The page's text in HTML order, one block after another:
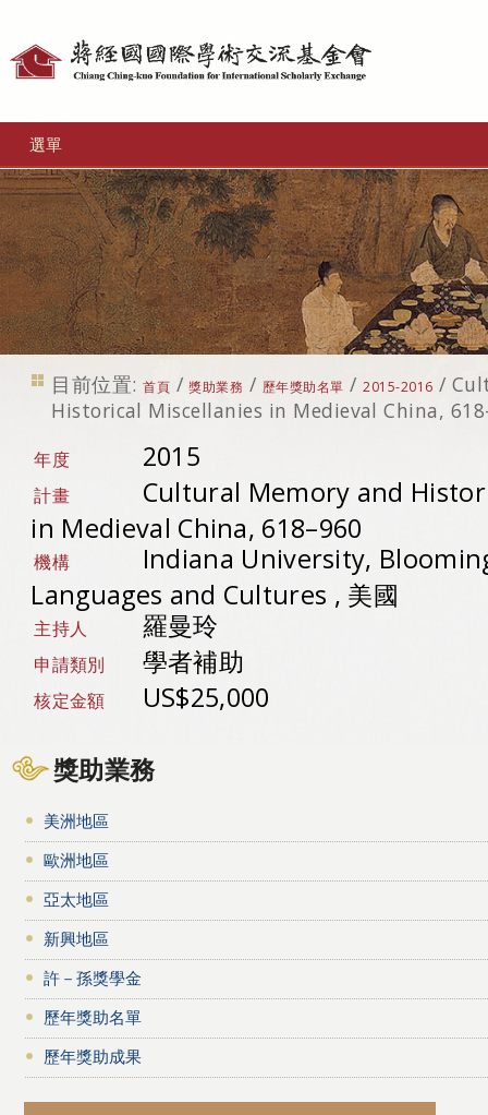
選單
目前位置: 首頁 /獎助業務 / 歷年獎助名單 /2015-2016 /
Historical Miscellanies in Medieval China,
年度 2015
計畫
Cultural Memory and
in Medieval China, 618–960
機構
Indiana University,
Languages and Cultures , 美國
主持人 羅曼玲
申請類別 學者補助
核定金額 US$25,000
獎助業務
美洲地區
歐洲地區
亞太地區
新興地區
許－孫獎學金
歷年獎助名單
歷年獎助成果